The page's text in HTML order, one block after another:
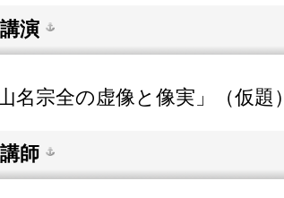
講演
名宗全の虚像と像実」（仮題）
講師